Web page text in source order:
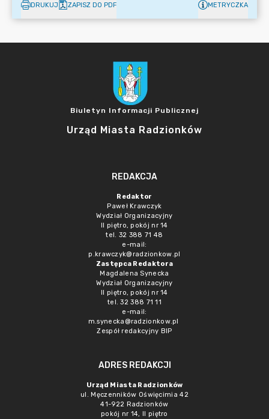
DRUKUJ ZAPISZ DO PDF METRYCZKA
Biuletyn Informacji Publicznej
Urząd Miasta Radzionków
REDAKCJA
Redaktor
Paweł Krawczyk
Wydział Organizacyjny
II piętro, pokój nr 14
tel. 32 388 71 48
e-mail:
p.krawczyk@radzionkow.pl
Zastępca Redaktora
Magdalena Synecka
Wydział Organizacyjny
II piętro, pokój nr 14
tel. 32 388 71 11
e-mail:
m.synecka@radzionkow.pl
Zespół redakcyjny BIP
ADRES REDAKCJI
Urząd Miasta Radzionków
ul. Męczenników Oświęcimia 42
41-922 Radzionków
pokój nr 14, II piętro